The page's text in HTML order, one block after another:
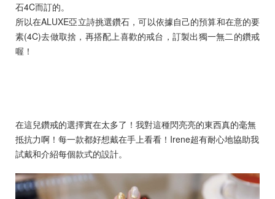
石4C而訂的。
所以在ALUXE亞立詩挑選鑽石，可以依據自己的預算和在意的要
素(4C)去做取捨，再搭配上喜歡的戒台，訂製出獨一無二的鑽戒
喔！
在這兒鑽戒的選擇實在太多了！我對這種閃亮亮的東西真的毫無
抵抗力啊！每一款都好想戴在手上看看！Irene超有耐心地協助我
試戴和介紹每個款式的設計。